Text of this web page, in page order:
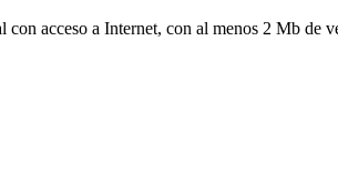
acceso a Internet, con al menos 2 Mb de